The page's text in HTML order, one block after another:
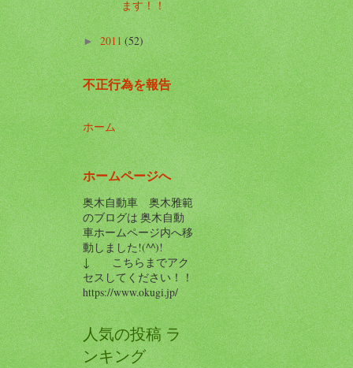
ます！！
►2011(52)
不正行為を報告
ホーム
ホームページへ
奥木自動車 奥木雅範
のブログは 奥木自動
車ホームページ内へ移
動しました!(^^)!
↓ こちらまでアク
セスしてください！！
https://www.okugi.jp/
人気の投稿 ラ
ンキング